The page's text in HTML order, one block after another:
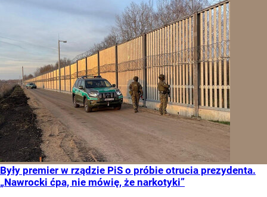
Były premier w rządzie PiS o próbie otrucia prezydenta.
„Nawrocki ćpa, nie mówię, że narkotyki”